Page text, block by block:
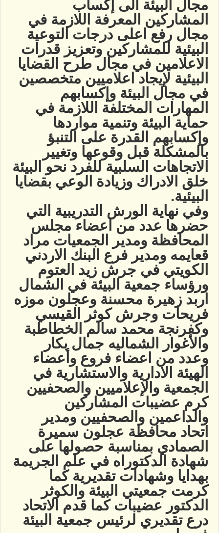
مجال البيئة الى إكساب
المشاركين المعرفة اللازمة في
مجال رفع اعلى درجات التوعية
البيئية للمشاركين وتعزيز قدرات
الاعلامين في مجال طرح القضايا
البيئية لإيجاد اعلاميين متخصصين
في مجال البيئة وإكسابهم
المهارات المختلفة اللازمة في
حماية البيئة وتنمية مواردها
وإكسابهم القدرة على التنبؤ
بالمشكلة قبل وقوعها وتغيير
الاتجاهات السلبية للفرد نحو البيئة
خلق الادراك وزيادة الوعي بقضايا
البيئية.
وفي نهاية الورش التدريبية التي
حضرها عدد من اعضاء مجلس
المحافظة ومدير الجمعيات مراد
قعايمه ومدير فرع البنك الاردني
الكويتي في جرش زيد العتوم
ورؤساء جمعية البيئة في الشمال
اربد زهيرة محسنة وعجلون موزه
فريحات وجرش كوثر القيسي
وكفرنجة محمد سالم الخطاطبة
والأغوار الشماليه جمال بكار
وعدد من اعضاء فروع وأعضاء
الهيئة الادارية والاستشارية في
الجمعية والإعلاميين والصحفيين
كرم عضيبات المشاركين
والداعمين والصحفيين ومدير
اتحاد محافظة عجلون سميرة
الصمادي بمناسبة حصولها على
شهادة الدكتوراه في علم الجريمة
بهدايا وشهادات تقديرية كما
كرمت جمعيتي البيئة والكوثر
الدكتور عضيبات كما قدم الاتحاد
درع تقديري لرئيس جمعية البيئة